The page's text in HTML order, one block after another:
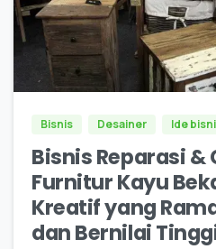
Bisnis Desainer Ide
Bisnis Reparasi &
Furnitur Kayu
Kreatif yang
dan Bernilai